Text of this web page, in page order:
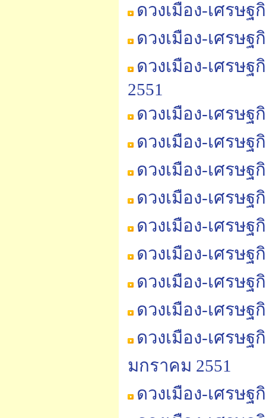
ดวงเมือง-เศรษ
ดวงเมือง-เศรษ
ดวงเมือง-เศรษ
2551
ดวงเมือง-เศรษ
ดวงเมือง-เศรษ
ดวงเมือง-เศรษ
ดวงเมือง-เศรษ
ดวงเมือง-เศรษ
ดวงเมือง-เศรษ
ดวงเมือง-เศรษ
ดวงเมือง-เศรษ
ดวงเมือง-เศรษ
มกราคม 2551
ดวงเมือง-เศรษ